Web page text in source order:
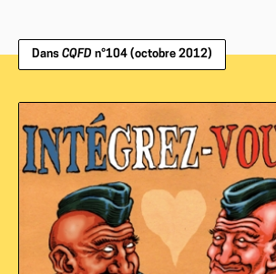
Dans CQFD n°104 (octobre 2012)